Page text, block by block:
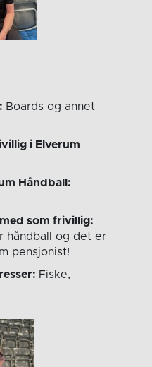
Boards og annet
i Elverum
Håndball:
som frivillig:
håndball og det er
pensjonist!
Fiske,